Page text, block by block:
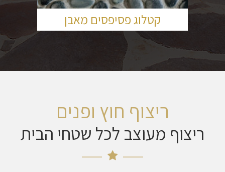
קטלוג פסיפסים מאבן
ריצוף חוץ ופנים
ריצוף מעוצב לכל שטחי הבית